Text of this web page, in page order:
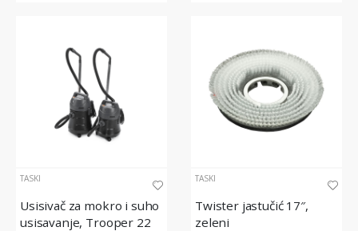
TASKI
Usisivač za mokro i suho
usisavanje, Trooper 22
TASKI
Twister jastučić 17″,
zeleni